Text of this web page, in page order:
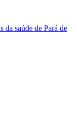
da saúde de Pará de